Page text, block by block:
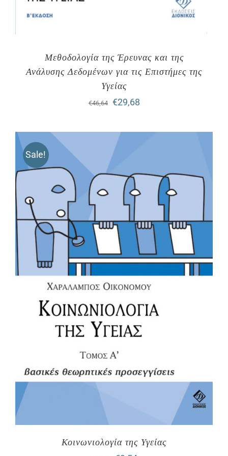
Μεθοδολογία της Έρευνας και της
Ανάλυσης Δεδομένων για τις Επιστήμες της
Υγείας
€46,64
Original
was:
€46,64.
€29,68Η
€29,68.
Sale!
Κοινωνιολογία της Υγείας